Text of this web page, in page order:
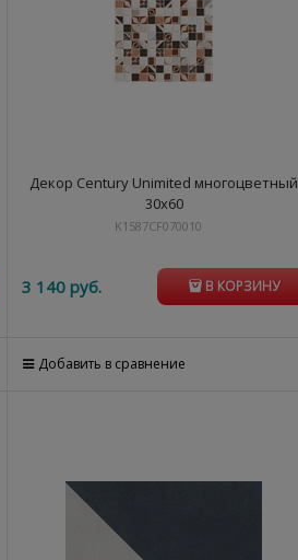
Декор Century Unimited многоцветный
30х60
K1587CF070010
3 140 руб. В КОРЗИНУ
Добавить в сравнение